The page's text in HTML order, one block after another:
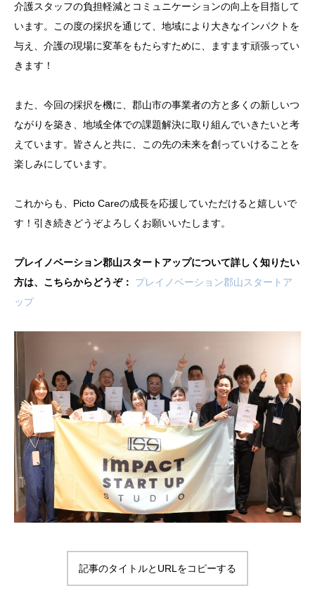
介護スタッフの負担軽減とコミュニケーションの向上を目指して
います。この度の採択を通じて、地域により大きなインパクトを
与え、介護の現場に変革をもたらすために、ますます頑張ってい
きます！
また、今回の採択を機に、郡山市の事業者の方と多くの新しいつ
ながりを築き、地域全体での課題解決に取り組んでいきたいと考
えています。皆さんと共に、この先の未来を創っていけることを
楽しみにしています。
これからも、Picto Careの成長を応援していただけると嬉しいで
す！引き続きどうぞよろしくお願いいたします。
プレイノベーション郡山スタートアップについて詳しく知りたい
方は、こちらからどうぞ：
プレイノベーション郡山スタートア
ップ
記事のタイトルとURLをコピーする